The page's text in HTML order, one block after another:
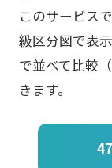
このサービス
級区分図で表
で並べて比較
きます。